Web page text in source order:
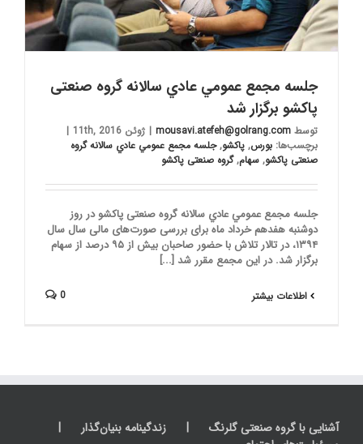
جلسه مجمع عمومي عادي سالانه گروه صنعتی
پاکشو برگزار شد
توسط mousavi.atefeh@golrang.com
| ژوئن 11th, 2016
|
برچسب‌ها: بورس, پاکشو,جلسه مجمع عمومي عادي سالانه گروه
صنعتی پاکشو, سهام,گروه صنعتی پاکشو
جلسه مجمع عمومي عادي سالانه گروه صنعتی پاکشو در روز
دوشنبه هفدهم خرداد ماه برای بررسی صورت‌های مالی سال سال
۱۳۹۴، در تالار تلاش با حضور صاحبان بيش از ۹۵ درصد از سهام
برگزار شد. در این مجمع مقرر شد [...]
اطلاعات بیشتر 0
آشنایی با گروه صنعتی گلرنگ
زندگینامه بنیان‌گذار